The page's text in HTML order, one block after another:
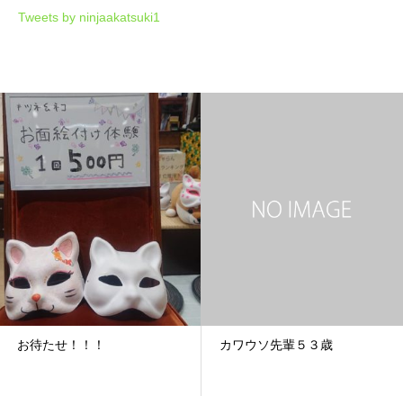
Tweets by ninjaakatsuki1
お待たせ！！！ カワウソ先輩５３歳